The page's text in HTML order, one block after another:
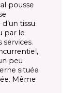
pousse
tissu
par le
peu
située
Même